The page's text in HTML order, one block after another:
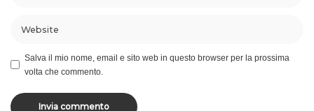
Salva il mio nome, email e sito web in questo browser per la prossima
volta che commento.